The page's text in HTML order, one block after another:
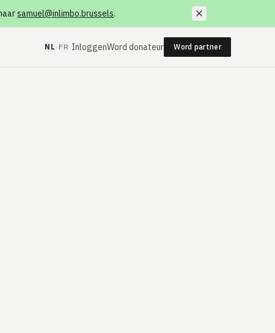
samuel@inlimbo.brussels.
NL · FR InloggenWord donateur Word partner